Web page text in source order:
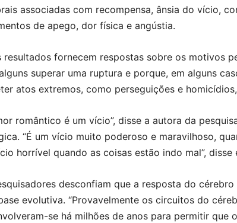
associadas com recompensa, ânsia do vício,
de apego, dor física e angústia.
resultados fornecem respostas sobre os motivos
superar uma ruptura e porque, em alguns
atos extremos, como perseguições e
romântico é um vício”, disse a autora da
“É um vício muito poderoso e maravilhoso,
horrível quando as coisas estão indo mal”, disse
desconfiam que a resposta do
evolutiva. “Provavelmente os circuitos do
se há milhões de anos para permitir que